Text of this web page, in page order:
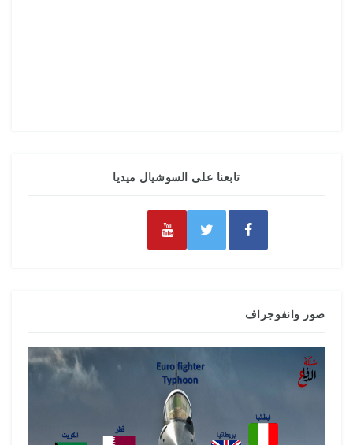
تابعنا على السوشيال ميديا
صور وانفوجراف